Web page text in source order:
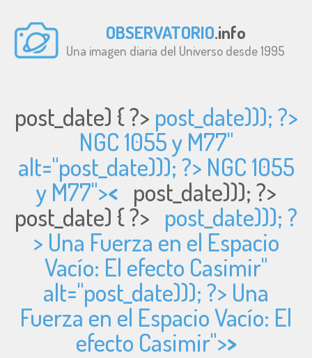
OBSERVATORIO.info
Una imagen diaria del Universo desde 1995
post_date) { ?> post_date))); ?>
NGC 1055 y M77"
alt="post_date))); ?> NGC 1055
y M77">< post_date))); ?>
post_date) { ?> post_date))); ?
> Una Fuerza en el Espacio
Vacío: El efecto Casimir"
alt="post_date))); ?> Una
Fuerza en el Espacio Vacío: El
efecto Casimir">>